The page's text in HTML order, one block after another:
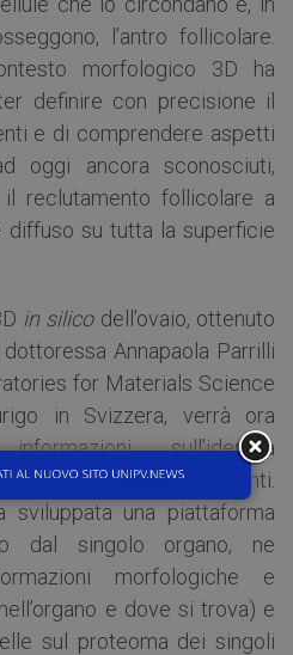
l’antro follicolare.
morfologico 3D ha
definire con precisione il
e di comprendere aspetti
oggi ancora sconosciuti,
reclutamento follicolare a
su tutta la superficie
in silico dell’ovaio, ottenuto
Annapaola Parrilli
for Materials Science
in Svizzera, verrà ora
sull’identità
tipologie cellulari presenti.
una piattaforma
dal singolo organo, ne
morfologiche e
e dove si trova) e
sul proteoma dei singoli